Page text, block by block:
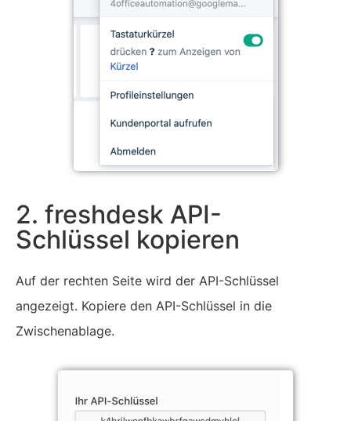
2. freshdesk API-
Schlüssel kopieren
Auf der rechten Seite wird der API-Schlüssel
angezeigt. Kopiere den API-Schlüssel in die
Zwischenablage.